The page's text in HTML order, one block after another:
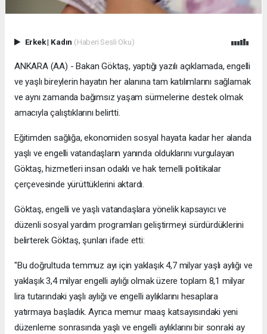
Erkek| Kadın (Haberi Sesli Oku)
ANKARA (AA) - Bakan Göktaş, yaptığı yazılı açıklamada, engelli
ve yaşlı bireylerin hayatın her alanına tam katılımlarını sağlamak
ve aynı zamanda bağımsız yaşam sürmelerine destek olmak
amacıyla çalıştıklarını belirtti.
Eğitimden sağlığa, ekonomiden sosyal hayata kadar her alanda
yaşlı ve engelli vatandaşların yanında olduklarını vurgulayan
Göktaş, hizmetleri insan odaklı ve hak temelli politikalar
çerçevesinde yürüttüklerini aktardı.
Göktaş, engelli ve yaşlı vatandaşlara yönelik kapsayıcı ve
düzenli sosyal yardım programları geliştirmeyi sürdürdüklerini
belirterek Göktaş, şunları ifade etti:
"Bu doğrultuda temmuz ayı için yaklaşık 4,7 milyar yaşlı aylığı ve
yaklaşık 3,4 milyar engelli aylığı olmak üzere toplam 8,1 milyar
lira tutarındaki yaşlı aylığı ve engelli aylıklarını hesaplara
yatırmaya başladık. Ayrıca memur maaş katsayısındaki yeni
düzenleme sonrasında yaşlı ve engelli aylıklarını bir sonraki ay